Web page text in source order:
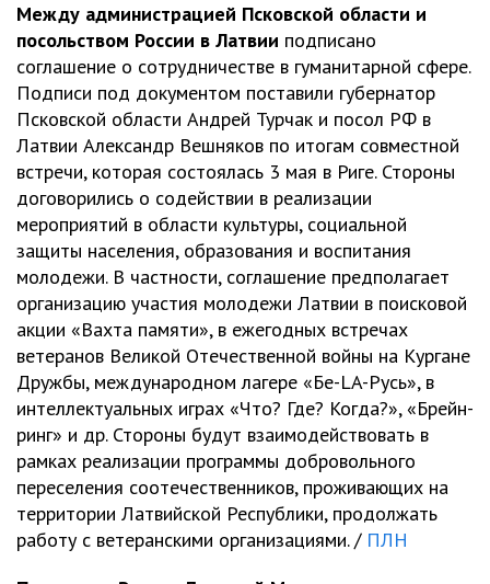
Между администрацией Псковской области и
посольством России в Латвии подписано
соглашение о сотрудничестве в гуманитарной сфере.
Подписи под документом поставили губернатор
Псковской области Андрей Турчак и посол РФ в
Латвии Александр Вешняков по итогам совместной
встречи, которая состоялась 3 мая в Риге. Стороны
договорились о содействии в реализации
мероприятий в области культуры, социальной
защиты населения, образования и воспитания
молодежи. В частности, соглашение предполагает
организацию участия молодежи Латвии в поисковой
акции «Вахта памяти», в ежегодных встречах
ветеранов Великой Отечественной войны на Кургане
Дружбы, международном лагере «Бе-LA-Русь», в
интеллектуальных играх «Что? Где? Когда?», «Брейн-
ринг» и др. Стороны будут взаимодействовать в
рамках реализации программы добровольного
переселения соотечественников, проживающих на
территории Латвийской Республики, продолжать
работу с ветеранскими организациями. / ПЛН